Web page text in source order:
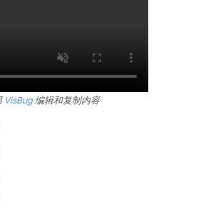
VisBug编辑和复制内容